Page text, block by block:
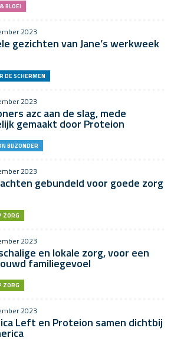
BLOEI
2023
gezichten van Jane’s werkweek
DE SCHERMEN
2023
azc aan de slag, mede
gemaakt door Proteion
BIJZONDER
2023
gebundeld voor goede zorg
ZORG
2023
en lokale zorg, voor een
familiegevoel
ZORG
2023
Left en Proteion samen dichtbij